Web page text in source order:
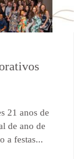
21 anos de
de ano de
a festas...